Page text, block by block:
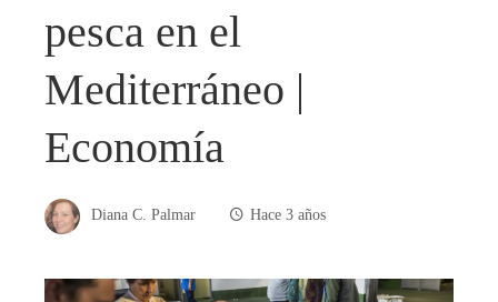
pesca en el
Mediterráneo |
Economía
Diana C. Palmar Hace 3 años